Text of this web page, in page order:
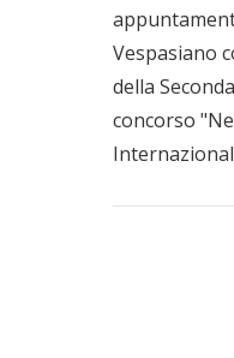
Vespasiano
della
concorso